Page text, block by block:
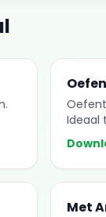
Ideaal
Met